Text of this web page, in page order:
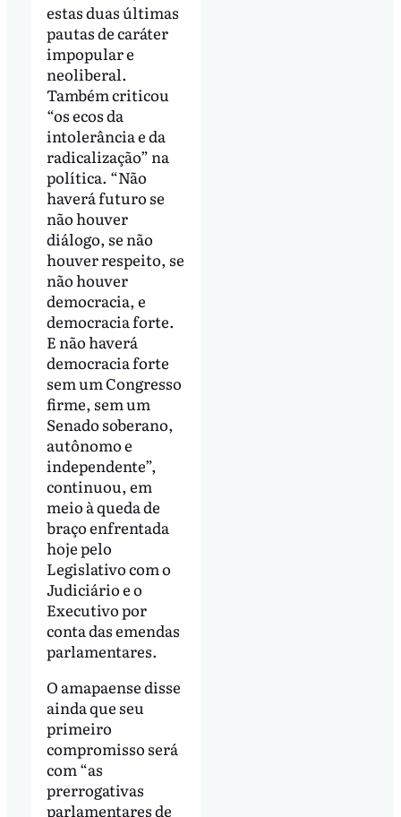
estas duas últimas
pautas de caráter
impopular e
neoliberal.
Também criticou
“os ecos da
intolerância e da
radicalização” na
política. “Não
haverá futuro se
não houver
diálogo, se não
houver respeito, se
não houver
democracia, e
democracia forte.
E não haverá
democracia forte
sem um Congresso
firme, sem um
Senado soberano,
autônomo e
independente”,
continuou, em
meio à queda de
braço enfrentada
hoje pelo
Legislativo com o
Judiciário e o
Executivo por
conta das emendas
parlamentares.
O amapaense disse
ainda que seu
primeiro
compromisso será
com “as
prerrogativas
parlamentares de